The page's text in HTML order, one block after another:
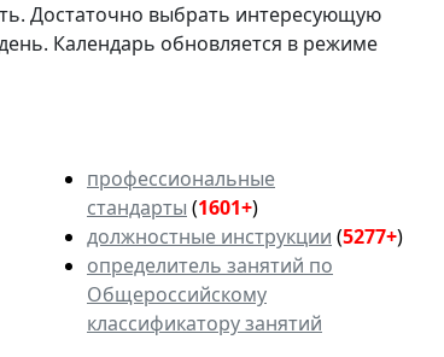
Достаточно выбрать интересующую
Календарь обновляется в режиме
профессиональные
стандарты (1601+)
должностные инструкции (5277+)
определитель занятий по
Общероссийскому
классификатору занятий